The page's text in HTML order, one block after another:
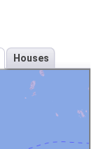
Houses